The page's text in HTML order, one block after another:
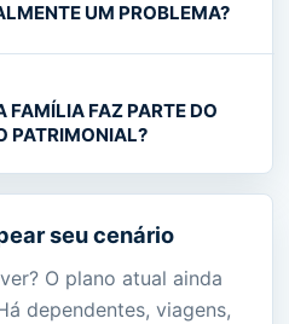
UM PROBLEMA?
FAMÍLIA FAZ PARTE DO
PATRIMONIAL?
seu cenário
O plano atual ainda
dependentes, viagens,